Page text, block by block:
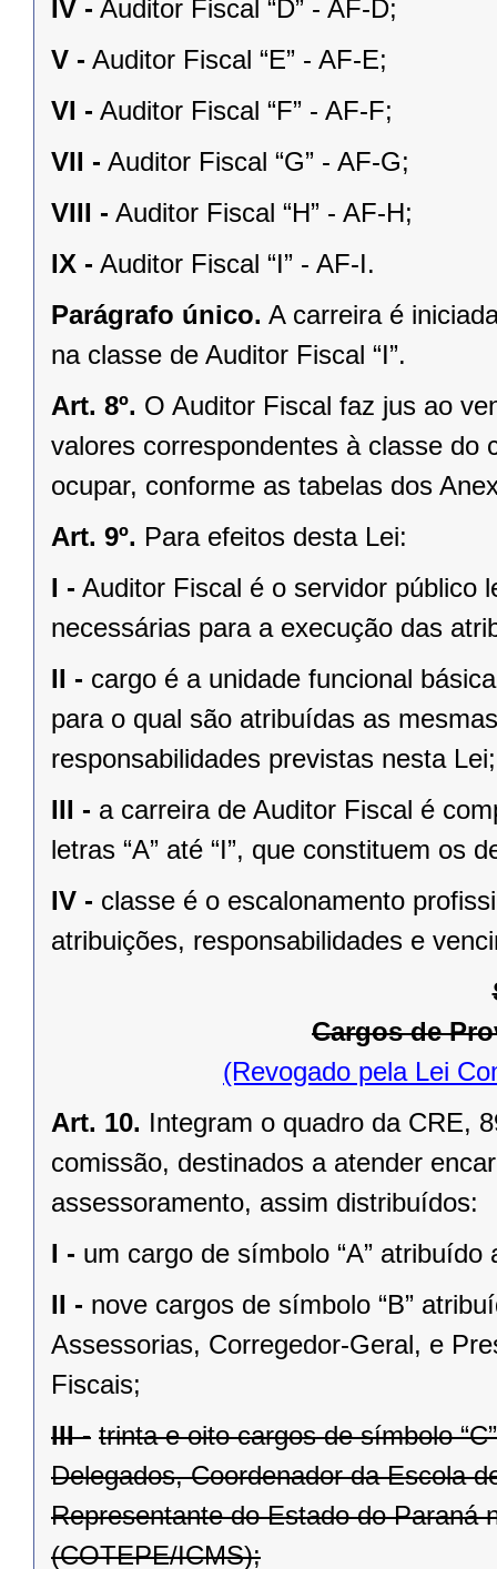
IV - Auditor Fiscal “D” - AF-D;
V - Auditor Fiscal “E” - AF-E;
VI - Auditor Fiscal “F” - AF-F;
VII - Auditor Fiscal “G” - AF-G;
VIII - Auditor Fiscal “H” - AF-H;
IX - Auditor Fiscal “I” - AF-I.
Parágrafo único. A carreira é
na classe de Auditor Fiscal “I”.
Art. 8º. O Auditor Fiscal faz jus ao
valores correspondentes à classe do
ocupar, conforme as tabelas dos
Art. 9º. Para efeitos desta Lei:
I - Auditor Fiscal é o servidor público
necessárias para a execução das
II - cargo é a unidade funcional
para o qual são atribuídas as
responsabilidades previstas nesta Lei;
III - a carreira de Auditor Fiscal é
letras “A” até “I”, que constituem os
IV - classe é o escalonamento
atribuições, responsabilidades e
Cargos de
(Revogado pela Lei
Art. 10. Integram o quadro da CRE,
comissão, destinados a atender
assessoramento, assim distribuídos:
I - um cargo de símbolo “A” atribuído
II - nove cargos de símbolo “B”
Assessorias, Corregedor-Geral, e
Fiscais;
III - trinta e oito cargos de símbolo
Delegados, Coordenador da Escola
Representante do Estado do Paraná
(COTEPE/ICMS);